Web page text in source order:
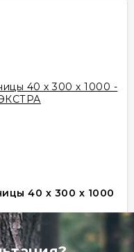
40 х 300 х 1000
пог. м